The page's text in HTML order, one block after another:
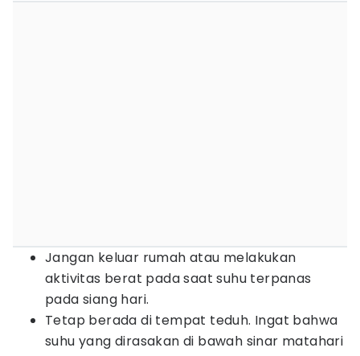
Jangan keluar rumah atau melakukan
aktivitas berat pada saat suhu terpanas
pada siang hari.
Tetap berada di tempat teduh. Ingat bahwa
suhu yang dirasakan di bawah sinar matahari